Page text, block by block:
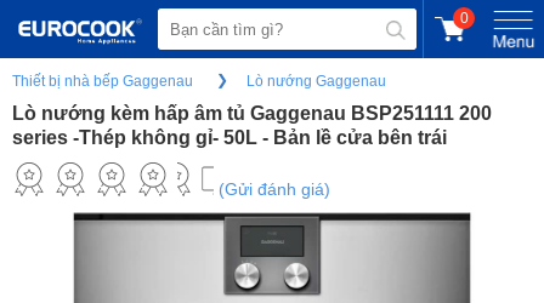
0
Thiết bị nhà bếp Gaggenau Lò nướng Gaggenau
Lò nướng kèm hấp âm tủ Gaggenau BSP251111 200
series -Thép không gỉ- 50L - Bản lề cửa bên trái
(Gửi đánh giá)